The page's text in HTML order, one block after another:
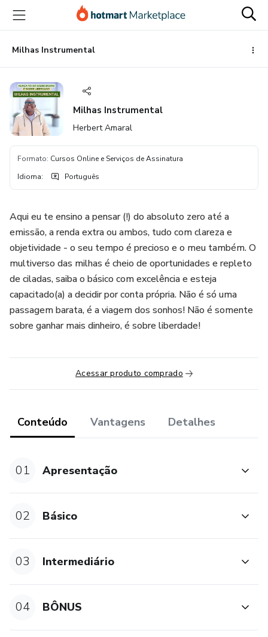
para
conteúdo
principal
para
pagamento
para
rodapé
Milhas Instrumental
Milhas Instrumental
Herbert Amaral
Formato: Cursos Online e Serviços de Assinatura
Idioma: Português
Aqui eu te ensino a pensar (!) do absoluto zero até a
emissão, a renda extra ou ambos, tudo com clareza e
objetividade - o seu tempo é precioso e o meu também. O
multiverso das milhas é cheio de oportunidades e repleto
de ciladas, saiba o básico com excelência e esteja
capacitado(a) a decidir por conta própria. Não é só uma
passagem barata, é a viagem dos sonhos! Não é somente
sobre ganhar mais dinheiro, é sobre liberdade!
Acessar produto comprado
Conteúdo Vantagens Detalhes
01 Apresentação
02 Básico
03 Intermediário
04 BÔNUS